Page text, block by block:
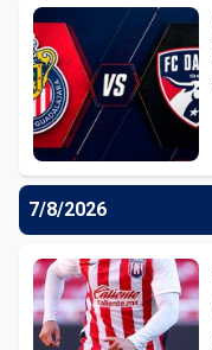
7/8/2026